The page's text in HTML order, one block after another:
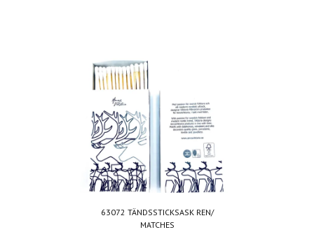
63072 TÄNDSSTICKSASK REN/
MATCHES